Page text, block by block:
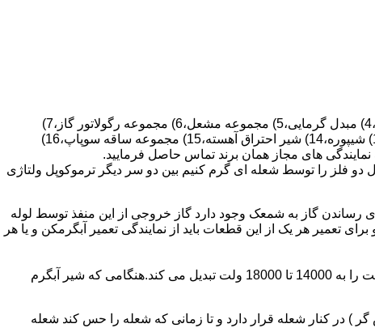
قطعات ساختمان آب گرم کن های دیواری شمعک دار عبارتند از : 1) کلاهک تعدیل،2) کلاهک تعدیل جریان دودکش،3) صفحه پشتی آبگرمکن،4) مبدل گرمایی،5) مجموعه مشعل،6) مجموعه رگولاتور گاز،7)
مجموعه رگولاتور آب،8) رویه آبگرمکن،9) صفحه پشتی آبگرمکن،10) رگولاتور آب در آبگرمکن های شمعک دار،11) بدنه،12) قاب برنجی،13) شیپوره،14) شیر احتراق آهسته،15) مجموعه ساقه سوپاپ،16)
فلز را توسط شعله ای گرم کنیم بین دو سر دیگر ترموکوپل ولتاژی
گاز به شمعک وجود دارد گاز خروجی از این منفذ توسط لوله
هر یک از این قطعات باید از نمایندگی تعمیر آبگرمکن و یا هر
برد کنترل آبگرمکن:نیروی محرکه این برد از یک آدابتور یا دو عدد باتری 1/5 ولت تامین می شود.برای ایجاد جرقه یک تراس افزاینده این 3 ولت را به 14000 تا 18000 ولت تبدیل می کند.هنگامی که شیر آبگرم
در کنار شعله قرار دارد و تا زمانی که شعله را حس کند شعله